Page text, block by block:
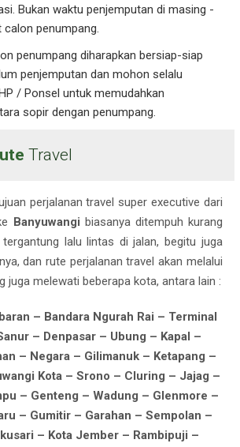
Bukan waktu penjemputan di masing -
penumpang.
penumpang diharapkan bersiap-siap
penjemputan dan mohon selalu
/ Ponsel untuk memudahkan
sopir dengan penumpang.
Travel
perjalanan travel super executive dari
Banyuwangi biasanya ditempuh kurang
tergantung lalu lintas di jalan, begitu juga
dan rute perjalanan travel akan melalui
juga melewati beberapa kota, antara lain :
– Bandara Ngurah Rai – Terminal
– Denpasar – Ubung – Kapal –
– Negara – Gilimanuk – Ketapang –
Kota – Srono – Cluring – Jajag –
– Genteng – Wadung – Glenmore –
– Gumitir – Garahan – Sempolan –
– Kota Jember – Rambipuji –